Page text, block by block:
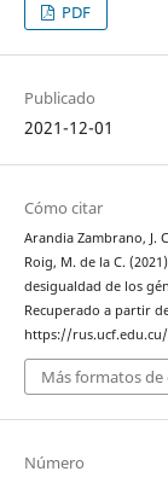
PDF
Publicado
2021-12-01
Cómo citar
Arandia Zambrano, J.
Roig, M. de la C.
desigualdad de los
Recuperado a partir
https://
Más formatos de
Número